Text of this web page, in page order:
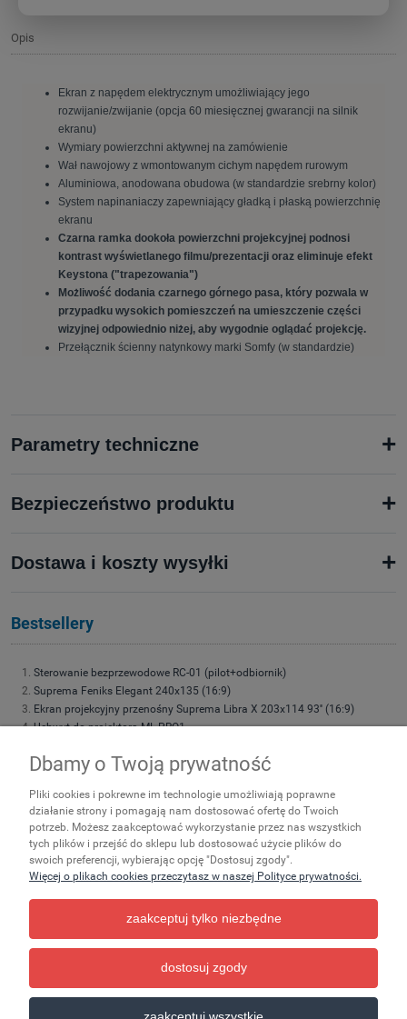
Opis
Ekran z napędem elektrycznym umożliwiający jego
rozwijanie/zwijanie (opcja 60 miesięcznej gwarancji na silnik
ekranu)
Wymiary powierzchni aktywnej na zamówienie
Wał nawojowy z wmontowanym cichym napędem rurowym
Aluminiowa, anodowana obudowa (w standardzie srebrny kolor)
System napinaniaczy zapewniający gładką i płaską powierzchnię
ekranu
Czarna ramka dookoła powierzchni projekcyjnej podnosi
kontrast wyświetlanego filmu/prezentacji oraz eliminuje efekt
Keystona ("trapezowania")
Możliwość dodania czarnego górnego pasa, który pozwala w
przypadku wysokich pomieszczeń na umieszczenie części
wizyjnej odpowiednio niżej, aby wygodnie oglądać projekcję.
Przełącznik ścienny natynkowy marki Somfy (w standardzie)
Parametry techniczne +
Bezpieczeństwo produktu +
Dostawa i koszty wysyłki +
Bestsellery
Sterowanie bezprzewodowe RC-01 (pilot+odbiornik)
Suprema Feniks Elegant 240x135 (16:9)
Ekran projekcyjny przenośny Suprema Libra X 203x114 93'' (16:9)
Uchwyt do projektora ML-PRO1
Suprema Feniks Elegant 180x101 (16:9)
Suprema Feniks Elegant 200x113 (16:9)
Uchwyt do projektora UP26-35
Suprema Feniks 180x135 (4:3)
Suprema Feniks 200x113 (16:9) 90''
Suprema Leo 203x152 (4:3)
Zakupy Ważne Pomoc
Dbamy o Twoją prywatność
Pliki cookies i pokrewne im technologie umożliwiają poprawne
działanie strony i pomagają nam dostosować ofertę do Twoich
potrzeb. Możesz zaakceptować wykorzystanie przez nas wszystkich
tych plików i przejść do sklepu lub dostosować użycie plików do
swoich preferencji, wybierając opcję "Dostosuj zgody".
Więcej o plikach cookies przeczytasz w naszej Polityce prywatności.
zaakceptuj tylko niezbędne
dostosuj zgody